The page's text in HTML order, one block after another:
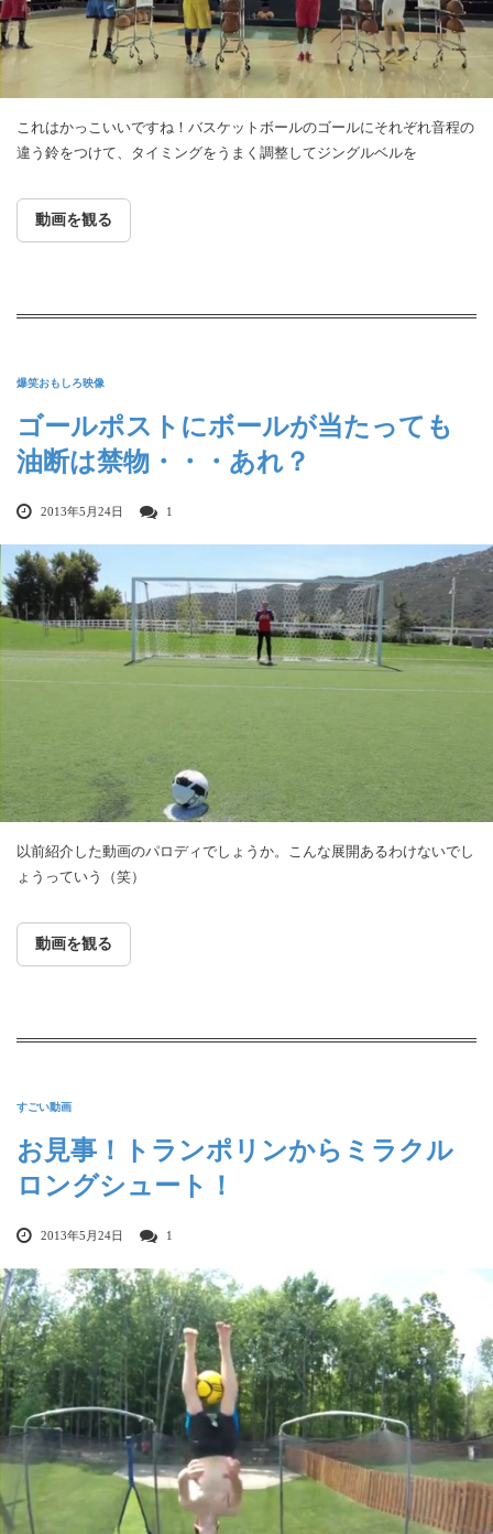
これはかっこいいですね！バスケットボールのゴールにそれぞれ音程の
違う鈴をつけて、タイミングをうまく調整してジングルベルを
動画を観る
爆笑おもしろ映像
ゴールポストにボールが当たっても
油断は禁物・・・あれ？
2013年5月24日 1
以前紹介した動画のパロディでしょうか。こんな展開あるわけないでし
ょうっていう（笑）
動画を観る
すごい動画
お見事！トランポリンからミラクル
ロングシュート！
2013年5月24日 1